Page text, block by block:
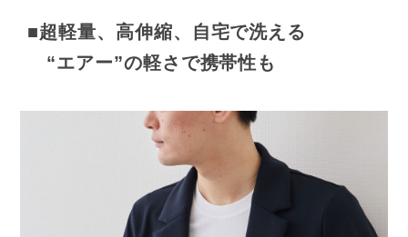
■超軽量、高伸縮、自宅で洗える
“エアー”の軽さで携帯性も